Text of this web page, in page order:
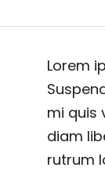
Lorem
mi quis
diam
rutrum